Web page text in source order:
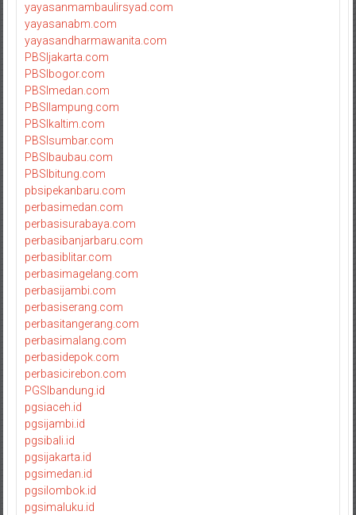
yayasanmambaulirsyad.com
yayasanabm.com
yayasandharmawanita.com
PBSIjakarta.com
PBSIbogor.com
PBSImedan.com
PBSIlampung.com
PBSIkaltim.com
PBSIsumbar.com
PBSIbaubau.com
PBSIbitung.com
pbsipekanbaru.com
perbasimedan.com
perbasisurabaya.com
perbasibanjarbaru.com
perbasiblitar.com
perbasimagelang.com
perbasijambi.com
perbasiserang.com
perbasitangerang.com
perbasimalang.com
perbasidepok.com
perbasicirebon.com
PGSIbandung.id
pgsiaceh.id
pgsijambi.id
pgsibali.id
pgsijakarta.id
pgsimedan.id
pgsilombok.id
pgsimaluku.id